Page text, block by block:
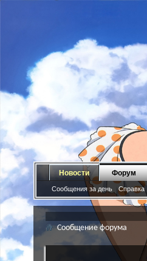
Новости Форум
Сообщения за день Справка
Сообщение форума